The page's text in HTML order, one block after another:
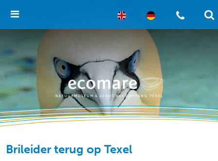
Brileider terug op Texel